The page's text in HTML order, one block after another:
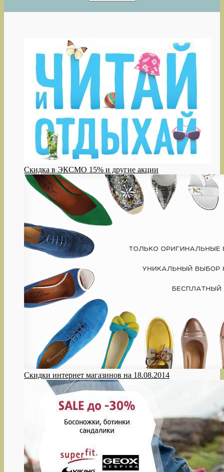
Скидка в ЭКСМО 15% и другие акции
Скидки интернет магазинов на 18.08.2014